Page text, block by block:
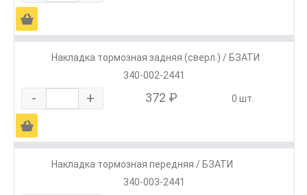
Ä
Накладка тормозная задняя (сверл.) / БЗАТИ
340-002-2441
- + 372 ₽ 0 шт.
Ä
Накладка тормозная передняя / БЗАТИ
340-003-2441